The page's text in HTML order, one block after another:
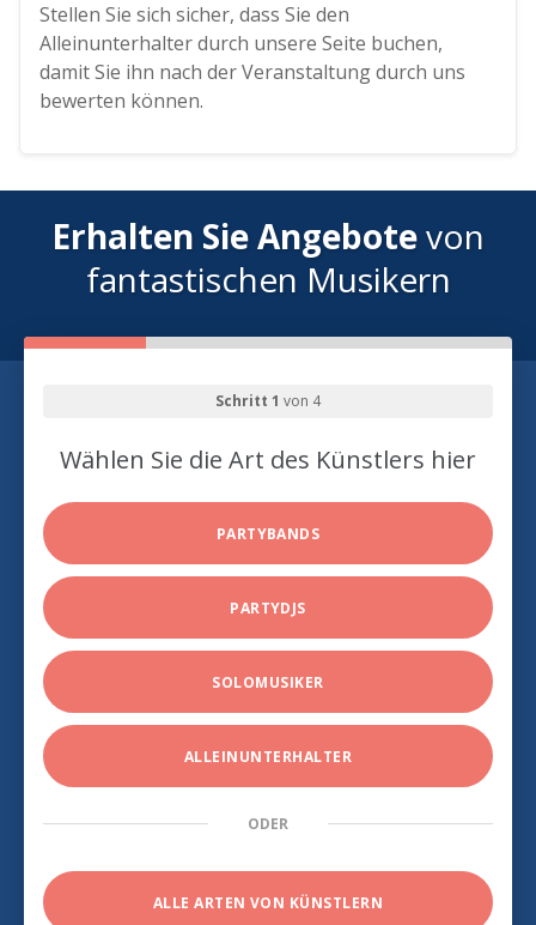
Stellen Sie sich sicher, dass Sie den
Alleinunterhalter durch unsere Seite buchen,
damit Sie ihn nach der Veranstaltung durch uns
bewerten können.
Erhalten Sie Angebotevon
fantastischen Musikern
Schritt 1 von 4
Wählen Sie die Art des Künstlers hier
PARTYBANDS
PARTYDJS
SOLOMUSIKER
ALLEINUNTERHALTER
ODER
ALLE ARTEN VON KÜNSTLERN